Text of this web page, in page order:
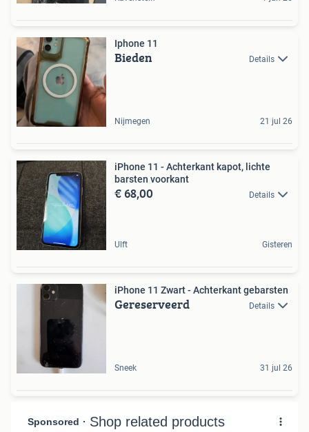
Iphone 11
Bieden Details
Nijmegen 21 jul 26
iPhone 11 - Achterkant kapot, lichte
barsten voorkant
€ 68,00 Details
Ulft Gisteren
iPhone 11 Zwart - Achterkant gebarsten
Gereserveerd Details
Sneek 31 jul 26